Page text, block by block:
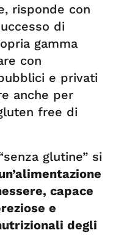
risponde con
di
gamma
con
e privati
anche per
free di
glutine” si
capace
e
degli